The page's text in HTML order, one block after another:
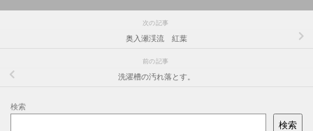
次の記事
奥入瀬渓流 紅葉
前の記事
洗濯槽の汚れ落とす。
検索
検索